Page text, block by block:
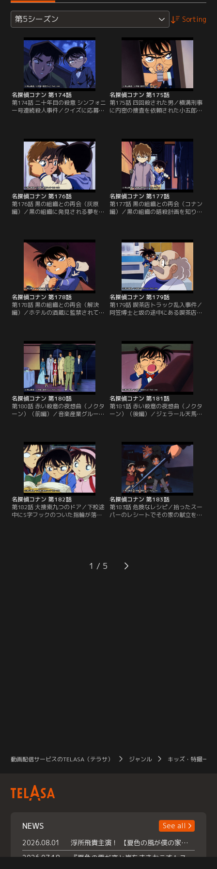
第5シーズン Sorting
名探偵コナン 第174話
第174話 二十年目の殺意 シンフォニ
ー号連続殺人事件／クイズに応募し
視 鮫崎もいた。鮫崎は二十年前の現
金強奪事件の主犯・叶才三と同じ名
の乗客がいると知り色めき立つ。
が、その時、非常用縄ばしごの箱の
中から乗客の一人・蟹江らしい焼死
体が発見される。
名探偵コナン 第175話
第175話 四回殺された男／横溝刑事
に内密の捜査を依頼された小五郎
亡し、3人の共演者がそれぞれ犯行
を自供したというものだ。静岡に到
着早々、県警の課長に真犯人は誰な
のか名推理を聞かせてほしいと迫ら
れ…。
名探偵コナン 第176話
第176話 黒の組織との再会（灰原
編）／黒の組織に発見される夢を見
ー・ジンの車を発見。コナンは車に
発信器と盗聴器を仕掛け、追跡をす
る途中で組織の暗殺計画を知る。計
画を阻止するため、コナンは暗殺が
予定されているホテルに一人で乗り
込む決心をする。
名探偵コナン 第177話
第177話 黒の組織との再会（コナン
編）／黒の組織の暗殺計画を知り、
にいる。混乱した人込みの中で、哀
はピスコの手でホテルの酒蔵に閉じ
込められてしまう。メガネ型携帯電
話で連絡を取ったコナンは哀にパイ
カル（白乾児）という酒を見つけて
飲めと指示する。
名探偵コナン 第178話
第178話 黒の組織との再会（解決
編）／ホテルの酒蔵に監禁されてし
ンとウォッカは、仲間のピスコと哀
を見つけられずに立ち去る。暖炉の
中で哀は元のシェリーの姿に戻り、
煙突から脱出を試みる。が、ホテル
の屋上に出たシェリーを一発の銃弾
が襲う…
名探偵コナン 第179話
第179話 喫茶店トラック乱入事件／
阿笠博士と坂の途中にある喫茶店に
だったが、坂の上に停車中の宅配便
のトラックが店に飛び込み、客の一
人が死亡する。不幸な事故だと誰も
が思った。が、コナンは死亡した男
の連れの不審な行動に疑問を抱く。
名探偵コナン 第180話
第180話 赤い殺意の夜想曲（ノクタ
ーン）（前編）／音楽産業グループ
手・ジェラール天馬の日本デビュー
の契約をかねて開く内輪のパーティ
ーで事件が起こることが暗示されて
いる。小五郎と蘭、コナンは会長の
知り合いの家族と偽ってパーティー
に潜入することになるが…。
名探偵コナン 第181話
第181話 赤い殺意の夜想曲（ノクタ
ーン）（後編）／ジェラール天馬は
疑が掛かるが、義則は頑に犯行を否
認する。グランドピアノの蓋が開い
ていたことを不審に思ったコナン
は、遺体の下の床についた傷跡とピ
アノの内部にあった紫色のシミから
事件のトリックを追う。
名探偵コナン 第182話
第182話 大捜索九つのドア／下校途
中にS字フックのついた指輪が落ち
シャルを頼りに、子供たちは道路に
面した窓のある九つの部屋の大捜索
名探偵コナン 第183話
第183話 危険なレシピ／拾ったスー
パーのレシートでその家の献立を推
れている。毒性の強いクロニンを何
に使うのか？コナンたちはレシート
1
動画配信サービスのTELASA（テラサ） ジャンル キッズ・特撮一覧
NEWS
See all
2026.08.01
浮所飛貴主演！ 【夏色の風が僕の家にやってきた】 本日よりテラサで独占配信スタート！
2026.07.18
『夏色の雲が恋と嵐をまきおこす』スペシャルメイキング 【Part1】2026年７月18日（土）23時30分～配信スタート！話題のシーンの裏側を大公開！豪華キャスト大集合！ 『武宮家 真夏の家族会議』開催！